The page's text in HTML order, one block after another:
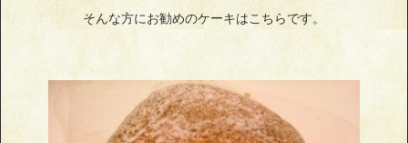
そんな方にお勧めのケーキはこちらです。